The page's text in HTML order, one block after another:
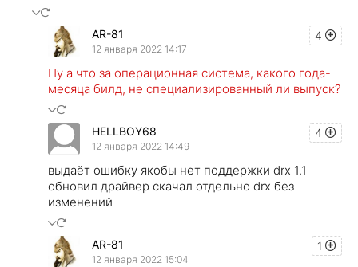
4
AR-81
12 января 2022 14:17
Ну а что за операционная система, какого года-
месяца билд, не специализированный ли выпуск?
4
HELLBOY68
12 января 2022 14:49
выдаёт ошибку якобы нет поддержки drx 1.1
обновил драйвер скачал отдельно drx без
изменений
1
AR-81
12 января 2022 15:04